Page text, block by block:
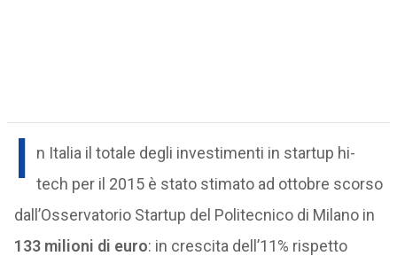
I
n Italia il totale degli investimenti in startup hi-
tech per il 2015 è stato stimato ad ottobre scorso
dall’Osservatorio Startup del Politecnico di Milano in
133 milioni di euro: in crescita dell’11% rispetto